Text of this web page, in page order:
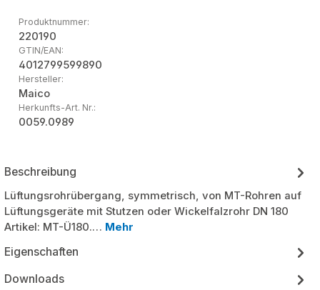
Produktnummer:
220190
GTIN/EAN:
4012799599890
Hersteller:
Maico
Herkunfts-Art. Nr.:
0059.0989
Beschreibung
Lüftungsrohrübergang, symmetrisch, von MT-Rohren auf
Lüftungsgeräte mit Stutzen oder Wickelfalzrohr DN 180
Artikel: MT-Ü180.… Mehr
Eigenschaften
Downloads